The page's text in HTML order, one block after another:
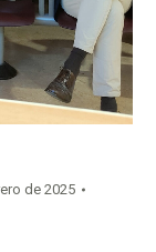
de 2025